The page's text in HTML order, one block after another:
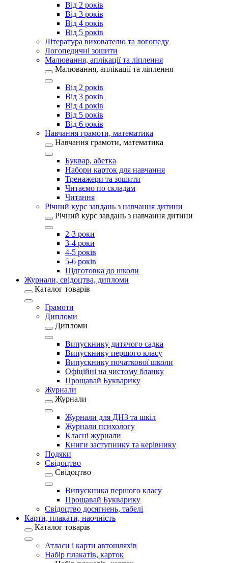
Від 2 років
Від 3 років
Від 4 років
Від 5 років
Література вихователю та логопеду
Логопедичні зошити
Малювання, аплікації та ліплення
Малювання, аплікації та ліплення
Від 2 років
Від 3 років
Від 4 років
Від 5 років
Від 6 років
Навчання грамоти, математика
Навчання грамоти, математика
Буквар, абетка
Набори карток для навчання
Тренажери та зошити
Читаємо по складам
Читання
Річний курс завдань з навчання дитини
Річний курс завдань з навчання дитини
2-3 роки
3-4 роки
4-5 років
5-6 років
Підготовка до школи
Журнали, свідоцтва, дипломи
Каталог товарів
Грамоти
Дипломи
Дипломи
Випускнику дитячого садка
Випускнику першого класу
Випускнику початкової школи
Офіційні на чистому бланку
Прощавай Букварику
Журнали
Журнали
Журнали для ДНЗ та шкіл
Журнали психологу
Класні журнали
Книги заступнику та керівнику
Подяки
Свідоцтво
Свідоцтво
Випускника першого класу
Прощавай Букварику
Свідоцтво досягнень, табелі
Карти, плакати, наочність
Каталог товарів
Атласи і карти автошляхів
Набір плакатів, карток